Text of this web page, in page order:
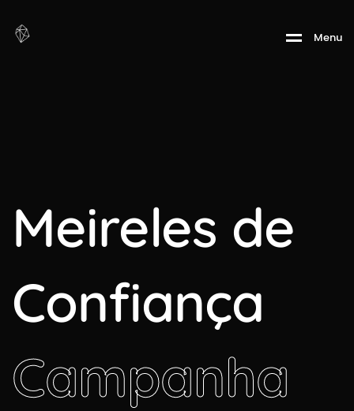
Menu
Meireles de
Confiança
Campanha